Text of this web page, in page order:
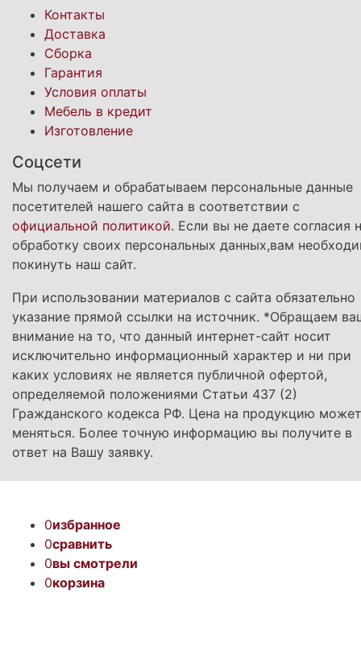
Контакты
Доставка
Сборка
Гарантия
Условия оплаты
Мебель в кредит
Изготовление
Соцсети
Мы получаем и обрабатываем персональные данные
посетителей нашего сайта в соответствии с
официальной политикой. Если вы не даете согласия
обработку своих персональных данных,вам
покинуть наш сайт.
При использовании материалов с сайта обязательно
указание прямой ссылки на источник. *Обращаем
внимание на то, что данный интернет-сайт носит
исключительно информационный характер и ни при
каких условиях не является публичной офертой,
определяемой положениями Статьи 437 (2)
Гражданского кодекса РФ. Цена на продукцию может
меняться. Более точную информацию вы получите в
ответ на Вашу заявку.
0избранное
0сравнить
0вы смотрели
0корзина